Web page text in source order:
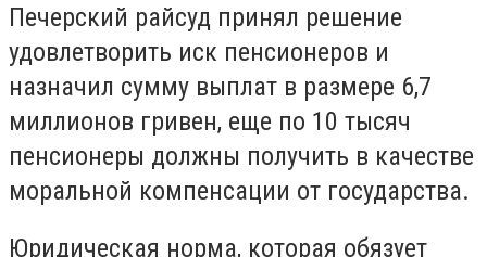
Печерский райсуд принял решение
удовлетворить иск пенсионеров и
назначил сумму выплат в размере 6,7
миллионов гривен, еще по 10 тысяч
пенсионеры должны получить в качестве
моральной компенсации от государства.
Юридическая норма, которая обязует